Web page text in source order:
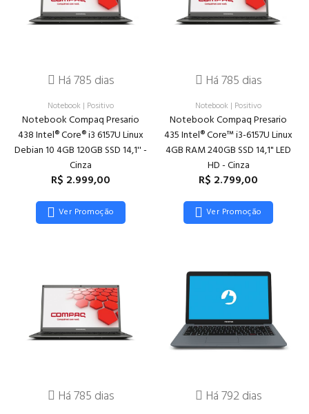
Há 785 dias
Notebook | Positivo
Notebook Compaq Presario
438 Intel® Core® i3 6157U Linux
Debian 10 4GB 120GB SSD 14,1'' -
Cinza
R$ 2.999,00
Ver Promoção
Há 785 dias
Notebook | Positivo
Notebook Compaq Presario
435 Intel® Core™ i3-6157U Linux
4GB RAM 240GB SSD 14,1" LED
HD - Cinza
R$ 2.799,00
Ver Promoção
Há 785 dias Há 792 dias